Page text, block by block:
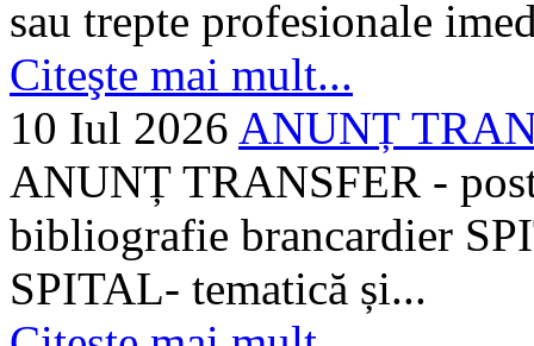
sau trepte profesionale
Citeşte mai mult...
10 Iul 2026 ANUNȚ
ANUNȚ TRANSFER -
bibliografie brancardier
SPITAL- tematică și...